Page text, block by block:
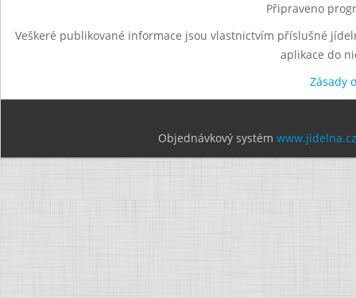
Připraveno
Veškeré publikované informace jsou vlastnictvím příslušné
aplikace do
Zásady
Objednávkový systém www.jidelna.cz